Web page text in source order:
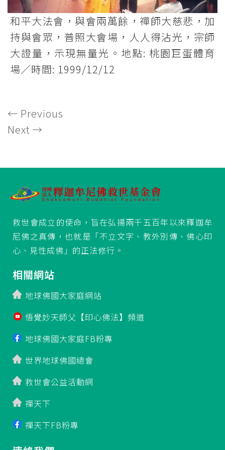
和平大法會，與會兩萬餘，禪師大慈悲，加
持與會眾，普照大會場，人人得沾光，宗師
大證量，示現無量光。地點: 桃園巨蛋體育
場／時間: 1999/12/12
← Previous
Next →
救世會成立的使命，旨在弘揚兩千五百年以來釋迦牟
尼佛之真傳，也就是「不立文字、教外別傳、佛心印
心、見性成佛」的正法修行。
相關網站
地球佛國大家庭網站
悟覺妙天師父【印心佛法】頻道
地球佛國大家庭FB粉專
世界地球佛國總會
救世會公益活動網
禪天下
禪天下FB粉專